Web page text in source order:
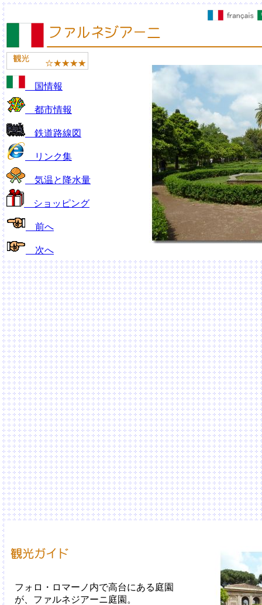
国情報
都市情報
鉄道路線図
リンク集
気温と降水量
ショッピング
前へ
次へ
フォロ・ロマーノ内で高台にある庭園
が、ファルネジアーニ庭園。